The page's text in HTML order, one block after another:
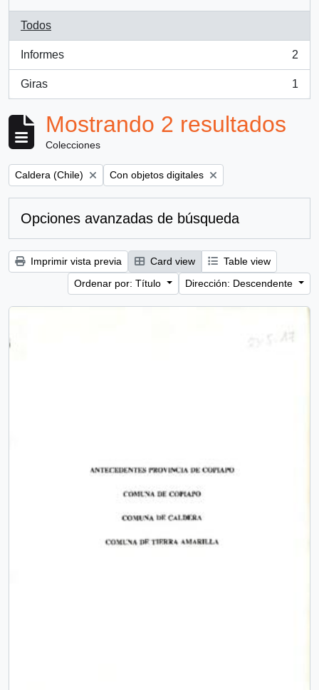
Todos
Informes
, 2 resultados
2
Giras
, 1 resultados
1
Mostrando 2 resultados
Colecciones
Remove filter:
Caldera (Chile) Remove filter:
Con objetos digitales
Opciones avanzadas de búsqueda
Imprimir vista previa Card view
Table view
Ordenar por: Título
Dirección: Descendente